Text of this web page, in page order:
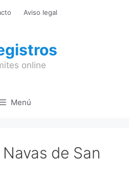
Aviso legal
online
Menú
de San